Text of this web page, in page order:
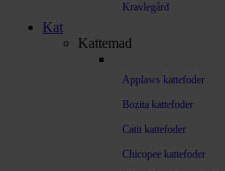
Kravlegård
Kat
Kattemad
Applaws kattefoder
Bozita kattefoder
Catit kattefoder
Chicopee kattefoder